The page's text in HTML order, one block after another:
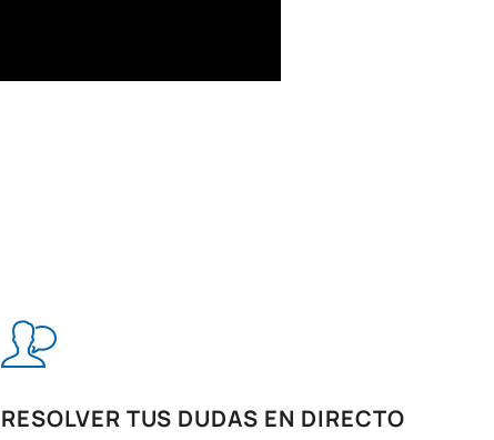
RESOLVER TUS DUDAS EN DIRECTO